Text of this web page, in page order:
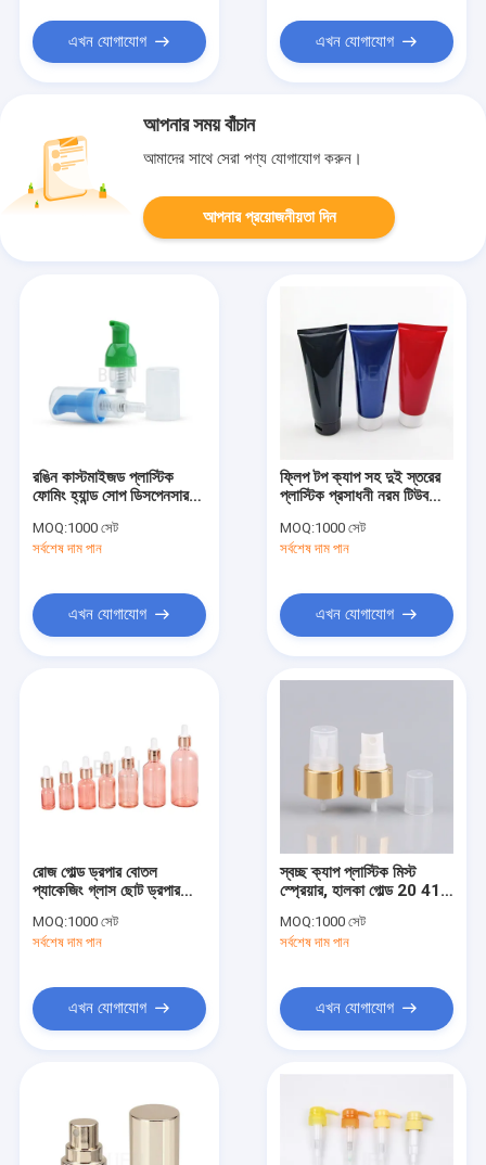
বাড়ি
এখন যোগাযোগ এখন যোগাযোগ
আপনার সময় বাঁচান
আমাদের সাথে সেরা পণ্য যোগাযোগ করুন।
আপনার প্রয়োজনীয়তা দিন
রঙিন কাস্টমাইজড প্লাস্টিক
ফোমিং হ্যান্ড সোপ ডিসপেনসার
MOQ:1000 সেট
সর্বশেষ দাম পান
এখন যোগাযোগ
ফ্লিপ টপ ক্যাপ সহ দুই স্তরের
প্লাস্টিক প্রসাধনী নরম টিউব
MOQ:1000 সেট
সর্বশেষ দাম পান
এখন যোগাযোগ
রোজ গোল্ড ড্রপার বোতল
প্যাকেজিং গ্লাস ছোট ড্রপার
MOQ:1000 সেট
সর্বশেষ দাম পান
এখন যোগাযোগ
স্বচ্ছ ক্যাপ প্লাস্টিক মিস্ট
স্প্রেয়ার, হালকা গোল্ড 20 410
MOQ:1000 সেট
সর্বশেষ দাম পান
এখন যোগাযোগ